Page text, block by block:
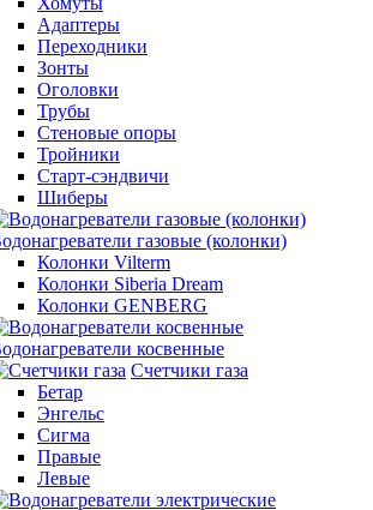
Адаптеры
Переходники
Зонты
Оголовки
Трубы
Стеновые опоры
Тройники
Старт-сэндвичи
Шиберы
газовые (колонки)
Колонки Vilterm
Колонки Siberia Dream
Колонки GENBERG
косвенные
Счетчики газа
Бетар
Энгельс
Сигма
Правые
Левые